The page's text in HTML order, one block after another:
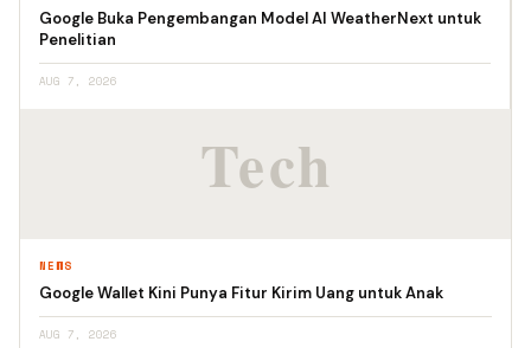
Google Buka Pengembangan Model AI WeatherNext untuk
Penelitian
AUG 7, 2026
NEWS
Google Wallet Kini Punya Fitur Kirim Uang untuk Anak
AUG 7, 2026